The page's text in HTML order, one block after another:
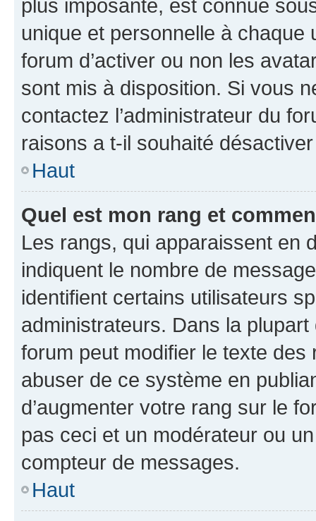
plus imposante, est connue
unique et personnelle à chaque
forum d’activer ou non les
sont mis à disposition. Si vous
contactez l’administrateur du
raisons a t-il souhaité
Haut
Quel est mon rang et
Les rangs, qui apparaissent en
indiquent le nombre de
identifient certains utilisateurs
administrateurs. Dans la
forum peut modifier le texte
abuser de ce système en
d’augmenter votre rang sur le
pas ceci et un modérateur ou
compteur de messages.
Haut